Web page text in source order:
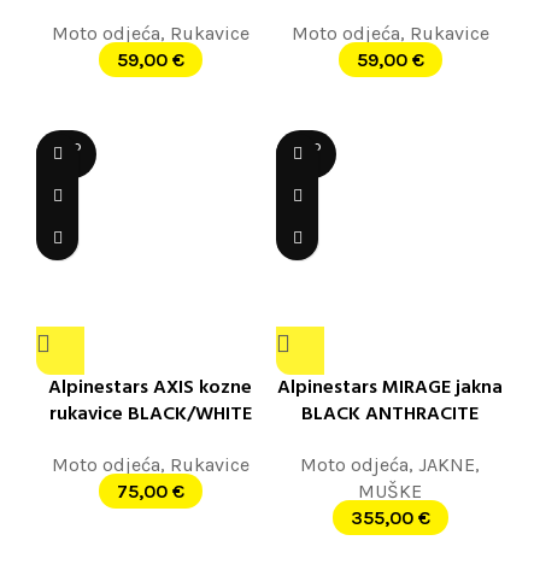
Moto odjeća, Rukavice
59,00 €
Moto odjeća, Rukavice
59,00 €
SOLD
OUT
Alpinestars AXIS kozne
rukavice BLACK/WHITE
Moto odjeća, Rukavice
75,00 €
SOLD
OUT
Alpinestars MIRAGE jakna
BLACK ANTHRACITE
Moto odjeća, JAKNE,
MUŠKE
355,00 €